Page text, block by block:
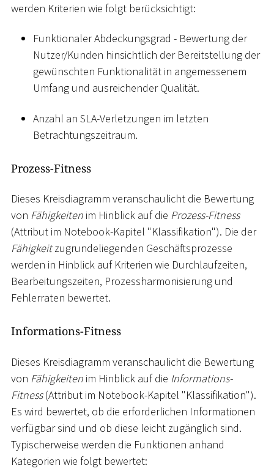
werden Kriterien wie folgt berücksichtigt:
Funktionaler Abdeckungsgrad - Bewertung der
Nutzer/Kunden hinsichtlich der Bereitstellung der
gewünschten Funktionalität in angemessenem
Umfang und ausreichender Qualität.
Anzahl an SLA-Verletzungen im letzten
Betrachtungszeitraum.
Prozess-Fitness
Dieses Kreisdiagramm veranschaulicht die Bewertung
von Fähigkeiten im Hinblick auf die Prozess-Fitness
(Attribut im Notebook-Kapitel "Klassifikation"). Die der
Fähigkeitzugrundeliegenden Geschäftsprozesse
werden in Hinblick auf Kriterien wie Durchlaufzeiten,
Bearbeitungszeiten, Prozessharmonisierung und
Fehlerraten bewertet.
Informations-Fitness
Dieses Kreisdiagramm veranschaulicht die Bewertung
von Fähigkeiten im Hinblick auf die Informations-
Fitness(Attribut im Notebook-Kapitel "Klassifikation").
Es wird bewertet, ob die erforderlichen Informationen
verfügbar sind und ob diese leicht zugänglich sind.
Typischerweise werden die Funktionen anhand
Kategorien wie folgt bewertet: